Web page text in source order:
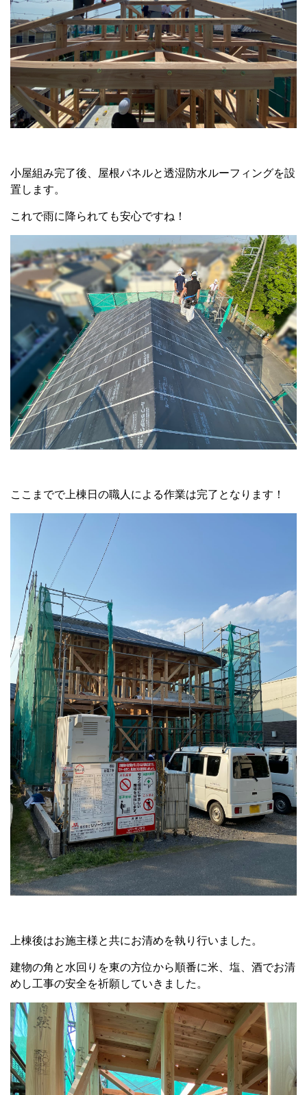
小屋組み完了後、屋根パネルと透湿防水ルーフィングを設
置します。
これで雨に降られても安心ですね！
ここまでで上棟日の職人による作業は完了となります！
上棟後はお施主様と共にお清めを執り行いました。
建物の角と水回りを東の方位から順番に米、塩、酒でお清
めし工事の安全を祈願していきました。